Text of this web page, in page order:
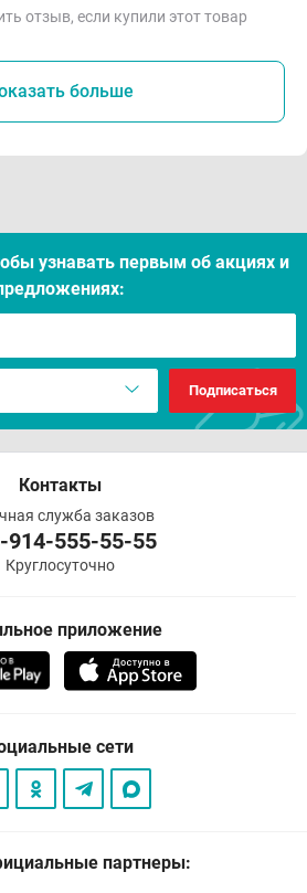
отзыв, если купили этот товар
больше
узнавать первым об акцияx и
Подписаться
Контакты
служба заказов
914-555-55-55
Круглосуточно
приложение
сети
партнеры: